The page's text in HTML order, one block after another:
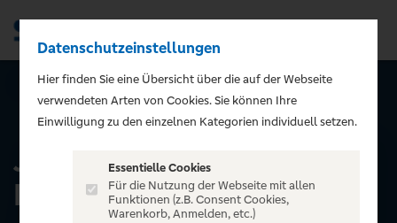
ALLE EVENTS
Jason Derulo - The Last
Dance World Tour
Datenschutzeinstellungen
Hier finden Sie eine Übersicht über die auf der Webseite
verwendeten Arten von Cookies. Sie können Ihre
Einwilligung zu den einzelnen Kategorien individuell setzen.
Essentielle Cookies
Für die Nutzung der Webseite mit allen
Funktionen (z.B. Consent Cookies,
Warenkorb, Anmelden, etc.)